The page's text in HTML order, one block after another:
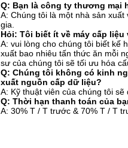
Q: Bạn là công ty thương mại
A: Chúng tôi là một nhà sản
gia.
Hỏi: Tôi biết ít về máy cấp
A: vui lòng cho chúng tôi biết kế
xuất bao nhiêu tấn thức ăn mỗi
sư của chúng tôi sẽ tối ưu hóa
Q: Chúng tôi không có kinh
xuất nguồn cấp dữ liệu?
A: Kỹ thuật viên của chúng tôi
Q: Thời hạn thanh toán của
A: 30% T / T trước & 70% T / T